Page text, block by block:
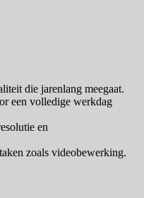
die jarenlang meegaat.
een volledige werkdag
en
zoals videobewerking.